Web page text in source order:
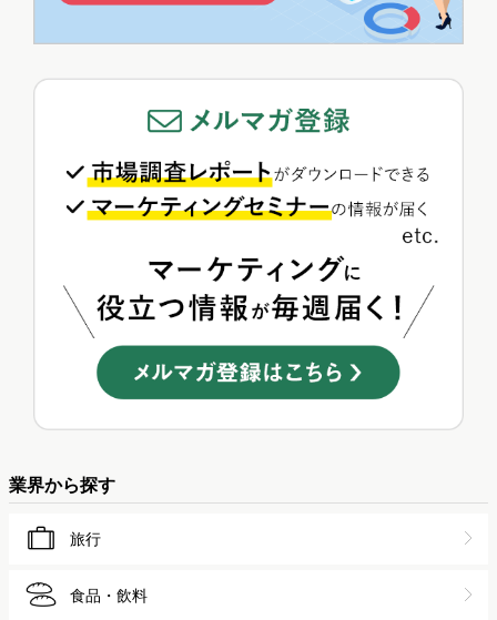
業界から探す
旅行
食品・飲料